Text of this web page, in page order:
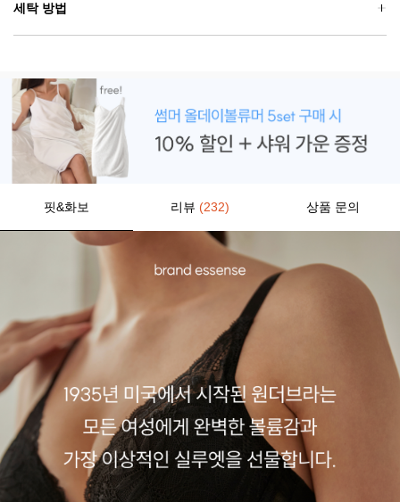
세탁 방법
핏&화보 리뷰 (232) 상품 문의